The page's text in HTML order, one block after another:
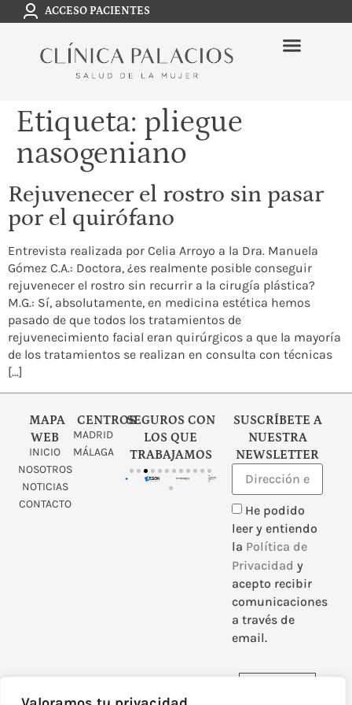
ACCESO PACIENTES
Etiqueta: pliegue
nasogeniano
Rejuvenecer el rostro sin pasar
por el quirófano
Entrevista realizada por Celia Arroyo a la Dra. Manuela
Gómez C.A.: Doctora, ¿es realmente posible conseguir
rejuvenecer el rostro sin recurrir a la cirugía plástica?
M.G.: Sí, absolutamente, en medicina estética hemos
pasado de que todos los tratamientos de
rejuvenecimiento facial eran quirúrgicos a que la mayoría
de los tratamientos se realizan en consulta con técnicas
[…]
MAPA
WEB
INICIO
NOSOTROS
NOTICIAS
CONTACTO
CENTROS
MADRID
MÁLAGA
SEGUROS CON
LOS QUE
TRABAJAMOS
SUSCRÍBETE A
NUESTRA
NEWSLETTER
He podido
leer y entiendo
la Política de
Privacidad y
acepto recibir
comunicaciones
a través de
email.